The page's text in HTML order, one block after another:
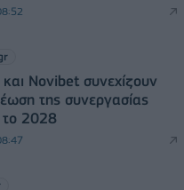
Novibet συνεχίζουν
της συνεργασίας
το 2028